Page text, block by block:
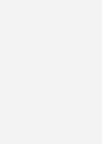
System integriert.
sind hierzu
befinden sich mehrere
zweier namhafter
der neuen Geräte